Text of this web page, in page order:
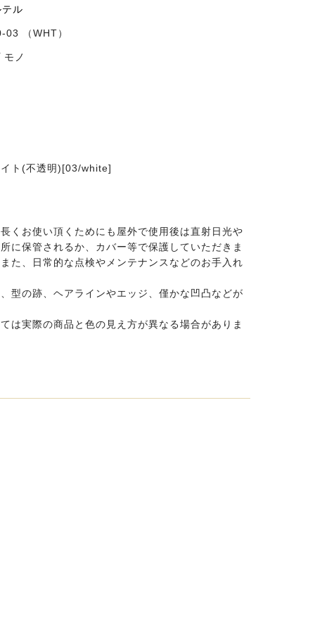
ル
（WHT）
ノ
ト(不透明)[03/white]
くお使い頂くためにも屋外で使用後は直射日光や
に保管されるか、カバー等で保護していただきま
た、日常的な点検やメンテナンスなどのお手入れ
型の跡、ヘアラインやエッジ、僅かな凹凸などが
は実際の商品と色の見え方が異なる場合がありま